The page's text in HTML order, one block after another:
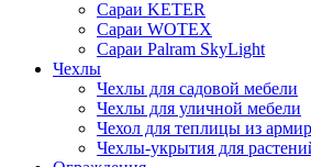
Сараи KETER
Сараи WOTEX
Сараи Palram SkyLight
Чехлы
Чехлы для садовой мебели
Чехлы для уличной мебели
Чехол для теплицы из
Чехлы-укрытия для